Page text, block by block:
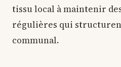
tissu local à maintenir
régulières qui
communal.